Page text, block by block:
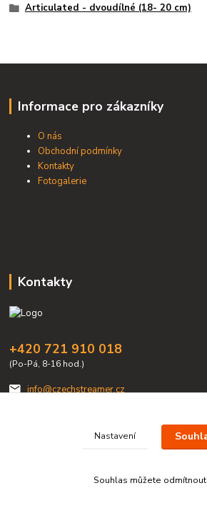
Articulated - dvoudílné (18- 20 cm)
Informace pro zákazníky
O nás
Obchodní podmínky
Kontakty
Fotogalerie
Kontakty
+420 721 910 018
(Po-Pá, 8-16 hod.)
info@czechstreamer.cz
Nastavení
Souhlas můžete odmítnout